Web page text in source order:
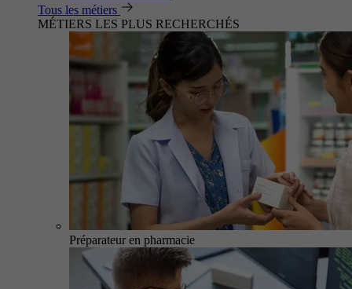
Tous les métiers
MÉTIERS LES PLUS RECHERCHÉS
Préparateur en pharmacie